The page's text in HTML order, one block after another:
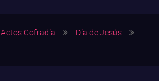
Actos Cofradía
Día de Jesús